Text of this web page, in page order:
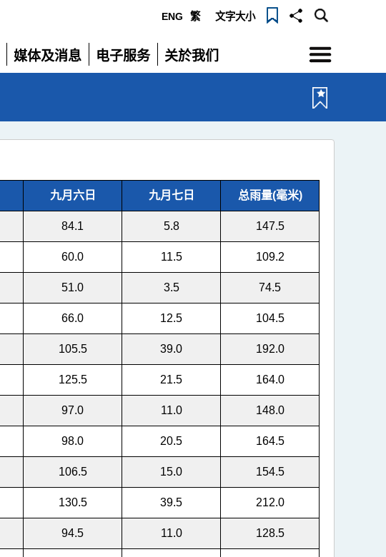
ENG 繁 文字大小
媒体及消息
展
电子服务
展
关於我们
展
选
单
九月六日 九月七日 总雨量(毫米)
84.1 5.8 147.5
60.0 11.5 109.2
51.0 3.5 74.5
66.0 12.5 104.5
105.5 39.0 192.0
125.5 21.5 164.0
97.0 11.0 148.0
98.0 20.5 164.5
106.5 15.0 154.5
130.5 39.5 212.0
94.5 11.0 128.5